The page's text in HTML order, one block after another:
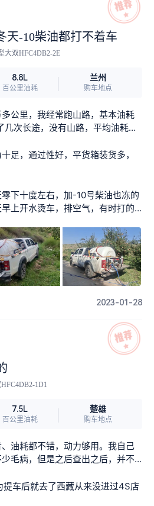
天-10柴油都打不着车
大双HFC4DB2-2E
8.8L
百公里油耗
兰州
购车地点
公里，我经常跑山路，基本油耗
几次长途，没有山路，平均油耗跑
保，已经保养三回了，到了保养
动提示，所以特别省心 自驾游：
能力，经常拉二吨多重货，一点
平路超车，你只要给油，特别轻
足，通过性好，平货箱装货多，
下十度左右，加-10号柴油也冻的
上开水烫车，排空气，有时打的
2023-01-28
1D1
7.5L
百公里油耗
楚雄
购车地点
油耗都不错，动力够用。我自己
毛病，但是之后查出之后，并不
车后就去了西藏从来没进过4S店